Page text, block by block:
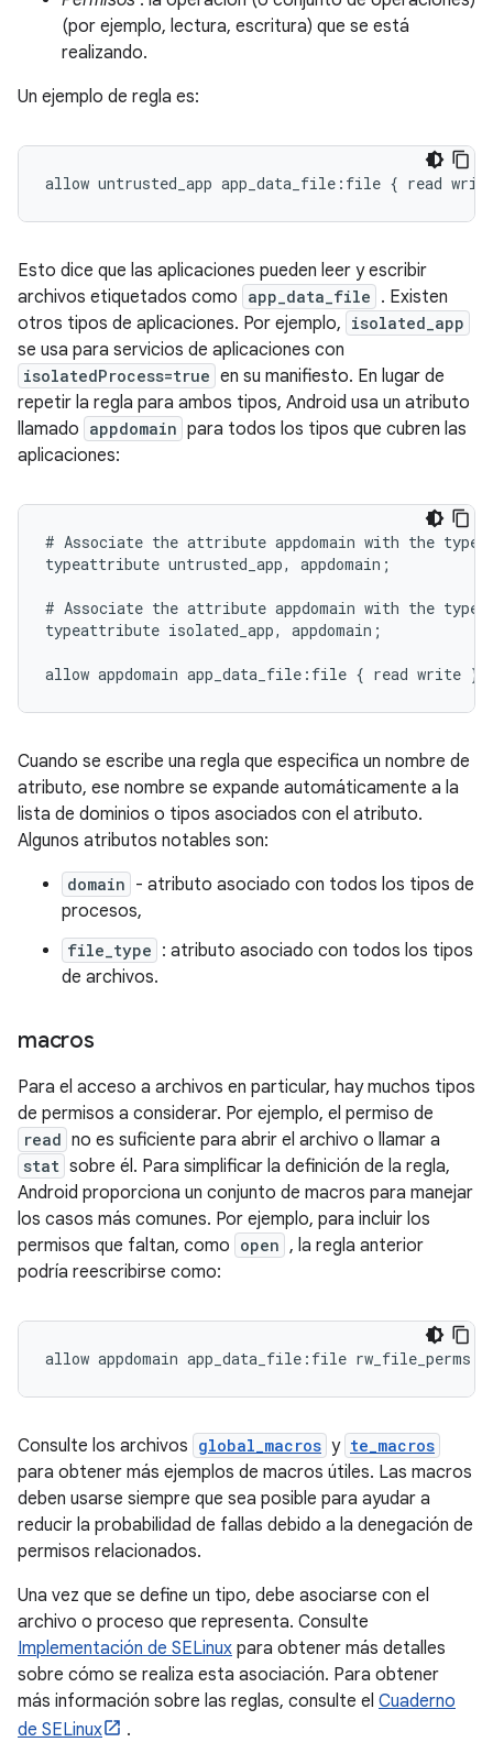
(por ejemplo, lectura, escritura) que se está
realizando.
Un ejemplo de regla es:
Esto dice que las aplicaciones pueden leer y escribir
archivos etiquetados como app_data_file . Existen
otros tipos de aplicaciones. Por ejemplo, isolated_app
se usa para servicios de aplicaciones con
isolatedProcess=true en su manifiesto. En lugar de
repetir la regla para ambos tipos, Android usa un atributo
llamado appdomain para todos los tipos que cubren las
aplicaciones:
# Associate the attribute appdomain with the type
typeattribute untrusted_app, appdomain;
# Associate the attribute appdomain with the type
typeattribute isolated_app, appdomain;
Cuando se escribe una regla que especifica un nombre de
atributo, ese nombre se expande automáticamente a la
lista de dominios o tipos asociados con el atributo.
Algunos atributos notables son:
domain - atributo asociado con todos los tipos de
procesos,
file_type : atributo asociado con todos los tipos
de archivos.
macros
Para el acceso a archivos en particular, hay muchos tipos
de permisos a considerar. Por ejemplo, el permiso de
read no es suficiente para abrir el archivo o llamar a
stat sobre él. Para simplificar la definición de la regla,
Android proporciona un conjunto de macros para manejar
los casos más comunes. Por ejemplo, para incluir los
permisos que faltan, como open , la regla anterior
podría reescribirse como:
Consulte los archivos global_macros y te_macros
para obtener más ejemplos de macros útiles. Las macros
deben usarse siempre que sea posible para ayudar a
reducir la probabilidad de fallas debido a la denegación de
permisos relacionados.
Una vez que se define un tipo, debe asociarse con el
archivo o proceso que representa. Consulte
Implementación de SELinux para obtener más detalles
sobre cómo se realiza esta asociación. Para obtener
más información sobre las reglas, consulte el Cuaderno
de SELinux
.